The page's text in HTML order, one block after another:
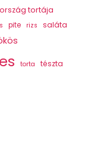
ország tortája
pite rizs saláta
torta tészta